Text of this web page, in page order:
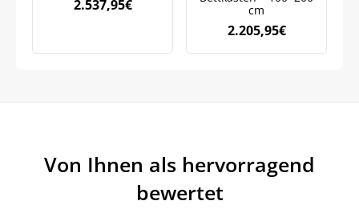
2.537,95€
cm
2.205,95€
Von Ihnen als hervorragend
bewertet